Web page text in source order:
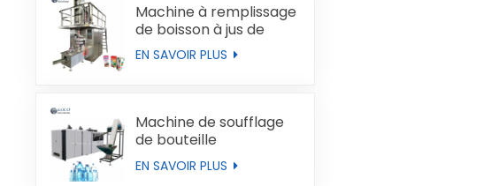
Machine à remplissage
de boisson à jus de
boucles de type brique
EN SAVOIR PLUS
Machine de soufflage
de bouteille
entièrement
automatique
EN SAVOIR PLUS